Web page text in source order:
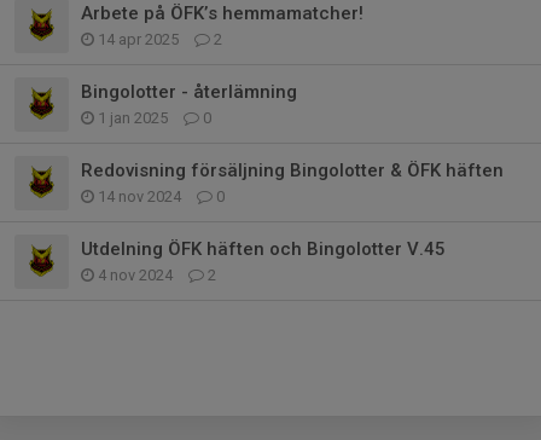
Arbete på ÖFK’s hemmamatcher!
14 apr 2025 2
Bingolotter - återlämning
1 jan 2025 0
Redovisning försäljning Bingolotter & ÖFK häften
14 nov 2024 0
Utdelning ÖFK häften och Bingolotter V.45
4 nov 2024 2